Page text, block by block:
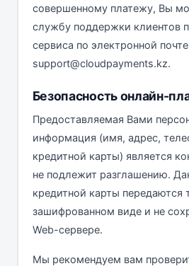
совершенному платежу, Вы
службу поддержки клиентов
сервиса по электронной почте
support@cloudpayments.kz.
Безопасность онлайн-
Предоставляемая Вами
информация (имя, адрес,
кредитной карты) является
не подлежит разглашению.
кредитной карты передаются
зашифрованном виде и не
Web-сервере.
Мы рекомендуем вам